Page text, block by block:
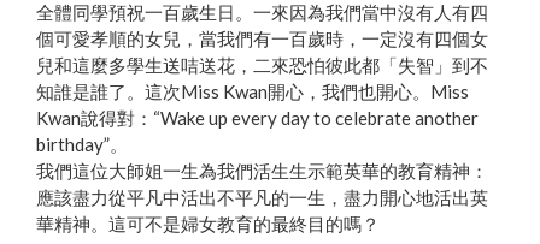
全體同學預祝一百歲生日。一來因為我們當中沒有人有四
個可愛孝順的女兒，當我們有一百歲時，一定沒有四個女
兒和這麼多學生送咭送花，二來恐怕彼此都「失智」到不
知誰是誰了。這次Miss Kwan開心，我們也開心。Miss
Kwan說得對：“Wake up every day to celebrate another
birthday”。
我們這位大師姐一生為我們活生生示範英華的教育精神：
應該盡力從平凡中活出不平凡的一生，盡力開心地活出英
華精神。這可不是婦女教育的最終目的嗎？